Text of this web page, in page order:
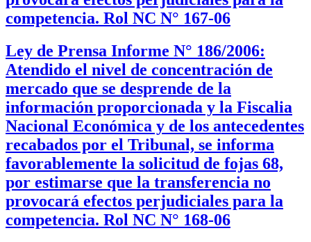
competencia. Rol NC N° 167-06
Ley de Prensa Informe N° 186/2006:
Atendido el nivel de concentración de
mercado que se desprende de la
información proporcionada y la Fiscalia
Nacional Económica y de los antecedentes
recabados por el Tribunal, se informa
favorablemente la solicitud de fojas 68,
por estimarse que la transferencia no
provocará efectos perjudiciales para la
competencia. Rol NC N° 168-06